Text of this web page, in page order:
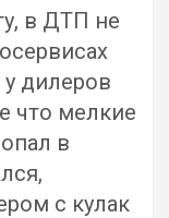
в ДТП не
дилеров
что мелкие
в
с кулак